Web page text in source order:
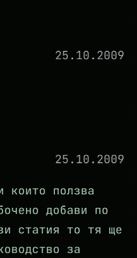
25.10.2009
25.10.2009
които ползва
добави по
статия то тя ще
за